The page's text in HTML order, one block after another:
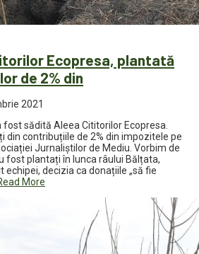
Ecopresa, plantată
de 2% din
2021
fost sădită Aleea Cititorilor Ecopresa.
din contribuțiile de 2% din impozitele pe
Jurnaliștilor de Mediu. Vorbim de
fost plantați în lunca râului Bălțata,
echipei, decizia ca donațiile „să fie
More